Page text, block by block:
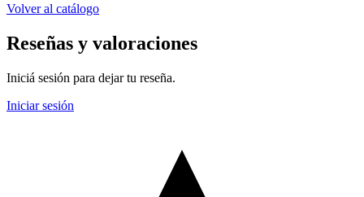
Volver al catálogo
Reseñas y valoraciones
Iniciá sesión para dejar tu reseña.
Iniciar sesión